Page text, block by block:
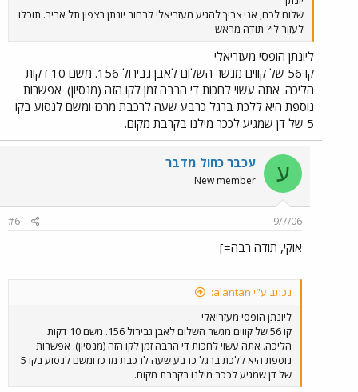
שלום לכם, אני צריך להגיע מעזריאלי לרחוב יונתן בצפון תל אביב. תוכלו
לעזור לי? תודה מראש
ליונתן הופסי מעזריאלי
קו 56 של קווים מגשר השלום לאבן גבירול 156. משם 10 דקות
הליכה. אתה עשוי לחכות די הרבה זמן לקו הזה (מנסיון). אפשרות
נוספת היא ללכת ברגל כרבע שעה לרכבת מרכז ומשם לנסוע בקו
5 של דן שמגיע לככר מילנו בקרבת מקום.
ע עכבר כחול מדבר
New member
9/7/06
#6
אוקי, תודה רבה=]
נכתב ע"י alantan:
ליונתן הופסי מעזריאלי
קו 56 של קווים מגשר השלום לאבן גבירול 156. משם 10 דקות
הליכה. אתה עשוי לחכות די הרבה זמן לקו הזה (מנסיון). אפשרות
נוספת היא ללכת ברגל כרבע שעה לרכבת מרכז ומשם לנסוע בקו 5
של דן שמגיע לככר מילנו בקרבת מקום.